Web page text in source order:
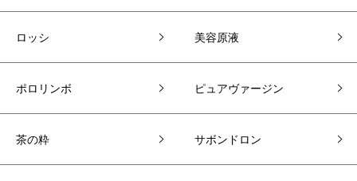
ロッシ 美容原液
ポロリンボ ピュアヴァージン
茶の粋 サボンドロン